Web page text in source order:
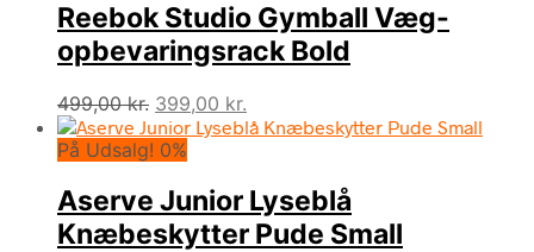
Reebok Studio Gymball Væg-
opbevaringsrack Bold
499,00kr. Den
oprindelige
pris
499,00 kr..
399,00 kr.
aktuelle
399,00 kr..
På Udsalg! 0%
Aserve Junior Lyseblå
Knæbeskytter Pude Small